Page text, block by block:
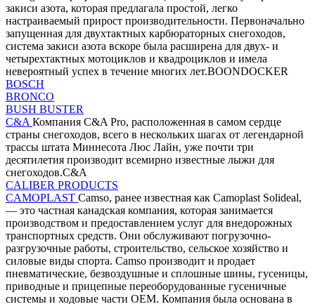
закиси азота, которая предлагала простой, легко
настраиваемый прирост производительности. Первоначально
запущенная для двухтактных карбюраторных снегоходов,
система закиси азота вскоре была расширена для двух- и
четырехтактных мотоциклов и квадроциклов и имела
невероятный успех в течение многих лет.BOONDOCKER
BOSCH
BRONCO
BUSH BUSTER
C&A Компания C&A Pro, расположенная в самом сердце
страны снегоходов, всего в нескольких шагах от легендарной
трассы штата Миннесота Люс Лайн, уже почти три
десятилетия производит всемирно известные лыжи для
снегоходов.C&A
CALIBER PRODUCTS
CAMOPLAST Camso, ранее известная как Camoplast Solideal,
— это частная канадская компания, которая занимается
производством и предоставлением услуг для внедорожных
транспортных средств. Они обслуживают погрузочно-
разгрузочные работы, строительство, сельское хозяйство и
силовые виды спорта. Camso производит и продает
пневматические, безвоздушные и сплошные шины, гусеницы,
приводные и прицепные переоборудованные гусеничные
системы и ходовые части OEM. Компания была основана в